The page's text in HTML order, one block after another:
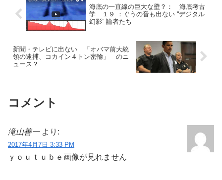
海底の一直線の巨大な壁？： 海底考古
学 １９ ：ぐうの音も出ない “デジタル
幻影” 論者たち
新聞・テレビに出ない 「オバマ前大統
領の逮捕、コカイン４トン密輸」 のニ
ュース？
コメント
滝山善一 より:
2017年4月7日 3:33 PM
ｙｏｕｔｕｂｅ画像が見れません